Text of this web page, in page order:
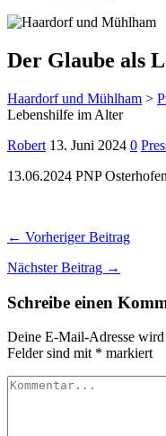
Der Glaube als
Haardorf und Mühlham >
Lebenshilfe im Alter
Robert 13. Juni 2024 0
13.06.2024 PNP
← Vorheriger Beitrag
Nächster Beitrag →
Schreibe einen
Deine E-Mail-Adresse
Felder sind mit * markiert